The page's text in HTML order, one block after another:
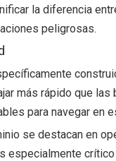
la diferencia
peligrosas.
más rápido que
para navegar
se destacan en
especialmente